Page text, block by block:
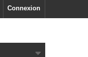
Connexion